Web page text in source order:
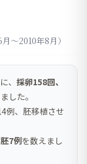
月～2010年8月）
、 採卵158回、
した。
例、胚移植させ
7例を数えまし